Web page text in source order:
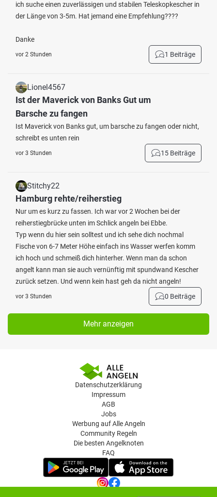
ich suche einen zuverlässigen und stabilen Teleskopkescher in
der Länge von 3-5m. Hat jemand eine Empfehlung????
Danke
vor 2 Stunden 1 Beiträge
Lionel4567
Ist der Maverick von Banks Gut um
Barsche zu fangen
Ist Maverick von Banks gut, um barsche zu fangen oder nicht,
schreibt es unten rein
vor 3 Stunden 15 Beiträge
Stitchy22
Hamburg rehte/reiherstieg
Nur um es kurz zu fassen. Ich war vor 2 Wochen bei der
reiherstiegbrücke unten im Schlick angeln bei Ebbe.
Typ wenn du hier sein solltest und ich sehe dich nochmal
Fische von 6-7 Meter Höhe einfach ins Wasser werfen komm
ich hoch und schmeiß dich hinterher. Wenn man da schon
angelt kann man sie auch vernünftig mit spundwand Kescher
zurück setzen. Und wenn kein hast geh da nicht angeln!
vor 3 Stunden 0 Beiträge
Mehr anzeigen
Datenschutzerklärung
Impressum
AGB
Jobs
Werbung auf Alle Angeln
Community Regeln
Die besten Angelknoten
FAQ